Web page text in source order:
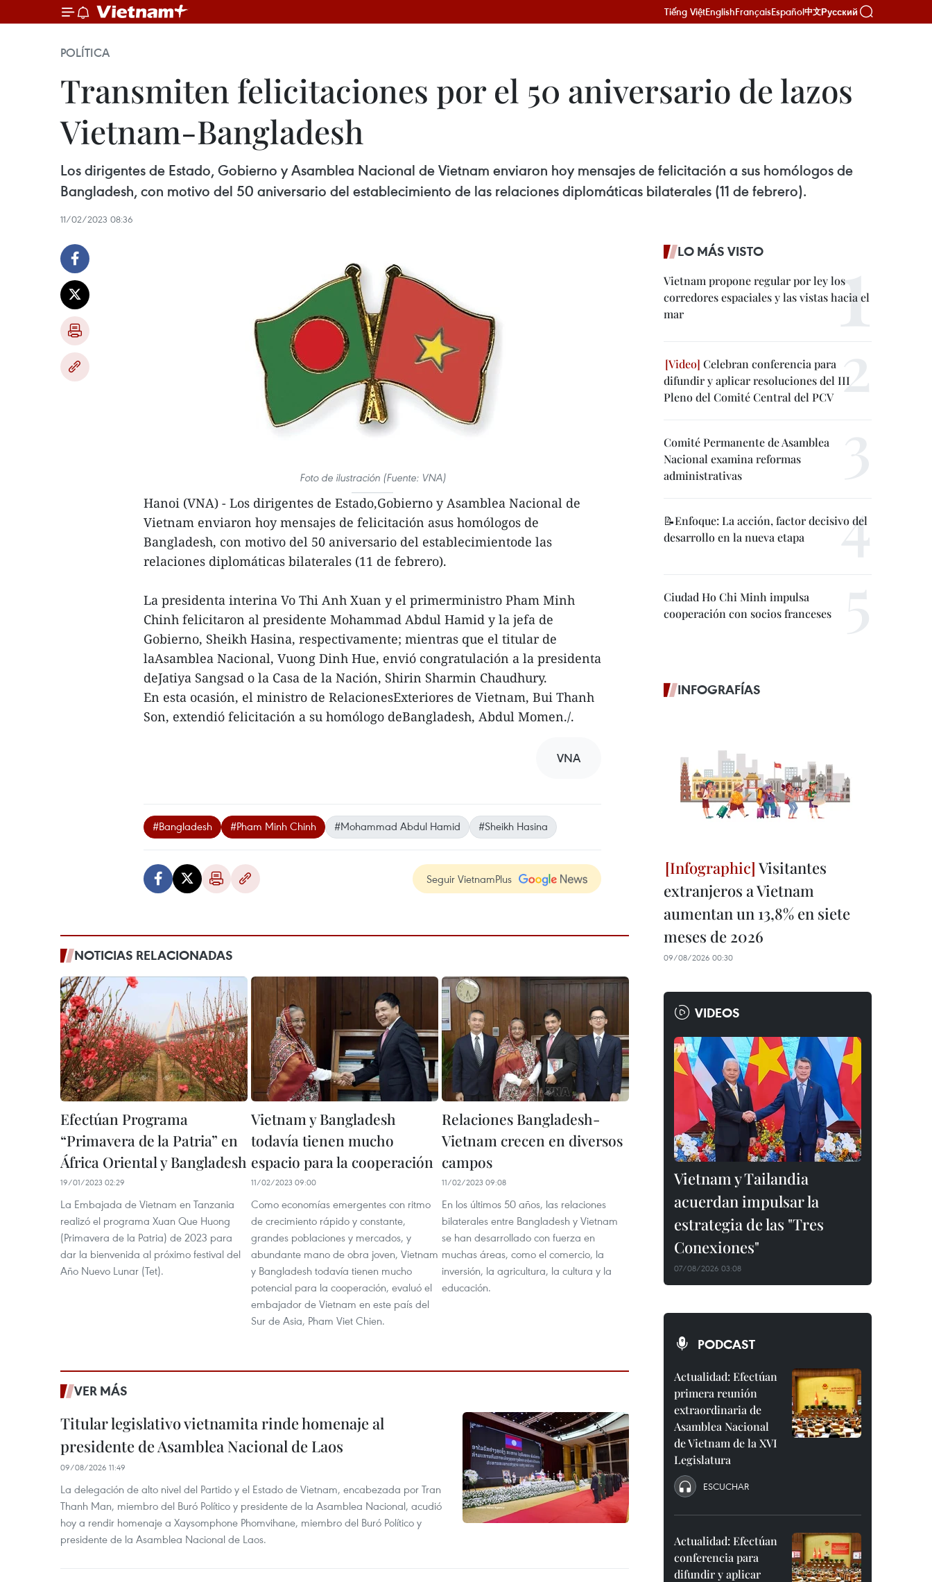
Tiếng ViệtEnglishFrançaisEspañol中文Русский
POLÍTICA
Transmiten felicitaciones por el 50 aniversario de lazos
Vietnam-Bangladesh
Los dirigentes de Estado, Gobierno y Asamblea Nacional de Vietnam enviaron hoy mensajes de felicitación a sus homólogos de
Bangladesh, con motivo del 50 aniversario del establecimiento de las relaciones diplomáticas bilaterales (11 de febrero).
11/02/2023 08:36
Foto de ilustración (Fuente: VNA)
Hanoi (VNA) - Los dirigentes de Estado,Gobierno y Asamblea Nacional de
Vietnam enviaron hoy mensajes de felicitación asus homólogos de
Bangladesh, con motivo del 50 aniversario del establecimientode las
relaciones diplomáticas bilaterales (11 de febrero).
La presidenta interina Vo Thi Anh Xuan y el primerministro Pham Minh
Chinh felicitaron al presidente Mohammad Abdul Hamid y la jefa de
Gobierno, Sheikh Hasina, respectivamente; mientras que el titular de
laAsamblea Nacional, Vuong Dinh Hue, envió congratulación a la presidenta
deJatiya Sangsad o la Casa de la Nación, Shirin Sharmin Chaudhury.
En esta ocasión, el ministro de RelacionesExteriores de Vietnam, Bui Thanh
Son, extendió felicitación a su homólogo deBangladesh, Abdul Momen./.
VNA
#Bangladesh #Pham Minh Chinh #Mohammad Abdul Hamid #Sheikh Hasina
Seguir VietnamPlus
NOTICIAS RELACIONADAS
Efectúan Programa
“Primavera de la Patria” en
África Oriental y Bangladesh
19/01/2023 02:29
La Embajada de Vietnam en Tanzania
realizó el programa Xuan Que Huong
(Primavera de la Patria) de 2023 para
dar la bienvenida al próximo festival del
Año Nuevo Lunar (Tet).
Vietnam y Bangladesh
todavía tienen mucho
espacio para la cooperación
11/02/2023 09:00
Como economías emergentes con ritmo
de crecimiento rápido y constante,
grandes poblaciones y mercados, y
abundante mano de obra joven, Vietnam
y Bangladesh todavía tienen mucho
potencial para la cooperación, evaluó el
embajador de Vietnam en este país del
Sur de Asia, Pham Viet Chien.
Relaciones Bangladesh-
Vietnam crecen en diversos
campos
11/02/2023 09:08
En los últimos 50 años, las relaciones
bilaterales entre Bangladesh y Vietnam
se han desarrollado con fuerza en
muchas áreas, como el comercio, la
inversión, la agricultura, la cultura y la
educación.
VER MÁS
Titular legislativo vietnamita rinde homenaje al
presidente de Asamblea Nacional de Laos
09/08/2026 11:49
La delegación de alto nivel del Partido y el Estado de Vietnam, encabezada por Tran
Thanh Man, miembro del Buró Político y presidente de la Asamblea Nacional, acudió
hoy a rendir homenaje a Xaysomphone Phomvihane, miembro del Buró Político y
presidente de la Asamblea Nacional de Laos.
LO MÁS VISTO
Vietnam propone regular por ley los
corredores espaciales y las vistas hacia el
mar
Celebran conferencia para
difundir y aplicar resoluciones del III
Pleno del Comité Central del PCV
Comité Permanente de Asamblea
Nacional examina reformas
administrativas
📝Enfoque: La acción, factor decisivo del
desarrollo en la nueva etapa
Ciudad Ho Chi Minh impulsa
cooperación con socios franceses
INFOGRAFÍAS
Visitantes
extranjeros a Vietnam
aumentan un 13,8% en siete
meses de 2026
09/08/2026 00:30
VIDEOS
Vietnam y Tailandia
acuerdan impulsar la
estrategia de las "Tres
Conexiones"
07/08/2026 03:08
PODCAST
Actualidad: Efectúan
primera reunión
extraordinaria de
Asamblea Nacional
de Vietnam de la XVI
Legislatura
ESCUCHAR
Actualidad: Efectúan
conferencia para
difundir y aplicar